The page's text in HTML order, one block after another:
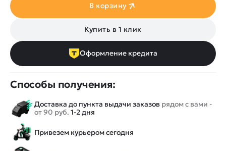
В корзину
Купить в 1 клик
Оформление кредита
Способы получения:
Доставка до пункта выдачи заказов рядом с вами -
от 90 руб. 1-2 дня
Привезем курьером сегодня